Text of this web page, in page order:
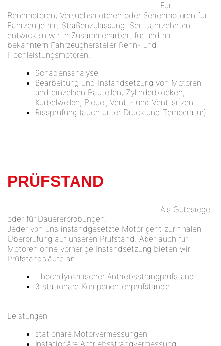
Für
Rennmotoren, Versuchsmotoren oder Serienmotoren für
Fahrzeuge mit Straßenzulassung. Seit Jahrzehnten
entwickeln wir in Zusammenarbeit für und mit
bekanntern Fahrzeughersteller Renn- und
Hochleistungsmotoren.
Schadensanalyse
Bearbeitung und Instandsetzung von Motoren
und einzelnen Bauteilen, Zylinderblöcken,
Kurbelwellen, Pleuel, Ventil- und Ventilsitzen
Rissprüfung (auch unter Druck und Temperatur)
PRÜFSTAND
Als Gütesiegel
oder für Dauererprobungen.
Jeder von uns instandgesetzte Motor geht zur finalen
Überprüfung auf unseren Prüfstand. Aber auch für
Motoren ohne vorherige Instandsetzung bieten wir
Prüfstandsläufe an.
1 hochdynamischer Antriebsstrangprüfstand
3 stationäre Komponentenprüfstände
Leistungen:
stationäre Motorvermessungen
Instationäre Antriebsstrangvermessung